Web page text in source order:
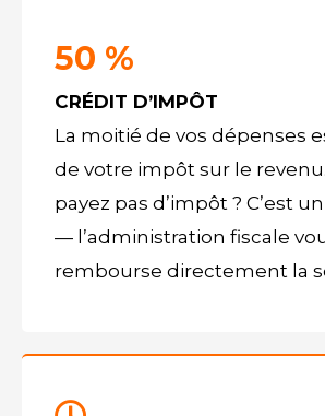
50 %
CRÉDIT D’IMPÔT
La moitié de vos dépenses
de votre impôt sur le
payez pas d’impôt ? C’est
— l’administration fiscale
rembourse directement la